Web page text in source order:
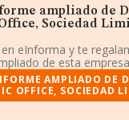
su actividad CNAE
sociedad no tiene
Atlantic Office,
tiene domicilio
El Campanario
de Las Palmas, Islas
ampliado de
Sociedad
eInforma y te
de esta
AMPLIADO DE
OFFICE, SOCIEDAD